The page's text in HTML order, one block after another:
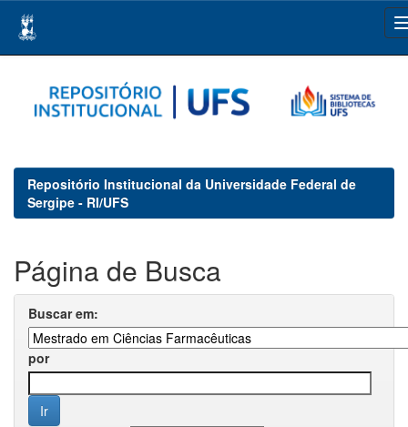
navigation
Repositório Institucional da Universidade Federal de
Sergipe - RI/UFS
Página de Busca
Buscar em:
por